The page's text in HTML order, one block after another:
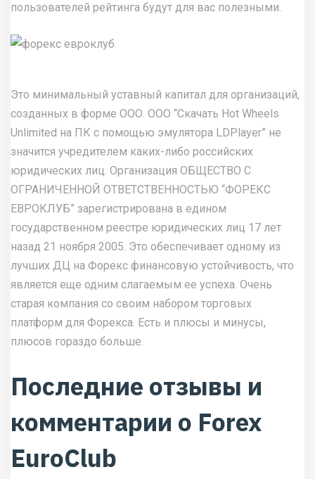
пользователей рейтинга будут для вас полезными.
Это минимальный уставный капитал для организаций,
созданных в форме ООО. ООО “Скачать Hot Wheels
Unlimited на ПК с помощью эмулятора LDPlayer” не
значится учредителем каких-либо российских
юридических лиц. Организация ОБЩЕСТВО С
ОГРАНИЧЕННОЙ ОТВЕТСТВЕННОСТЬЮ “ФОРЕКС
ЕВРОКЛУБ” зарегистрирована в едином
государственном реестре юридических лиц 17 лет
назад 21 ноября 2005. Это обеспечивает одному из
лучших ДЦ на Форекс финансовую устойчивость, что
является еще одним слагаемым ее успеха. Очень
старая компания со своим набором торговых
платформ для Форекса. Есть и плюсы и минусы,
плюсов гораздо больше.
Последние отзывы и
комментарии о Forex
EuroClub